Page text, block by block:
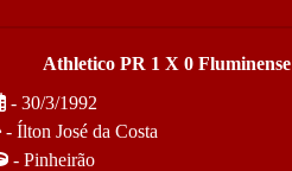
Athletico PR 1 X 0 Fluminense
- 30/3/1992
- Ílton José da Costa
- Pinheirão